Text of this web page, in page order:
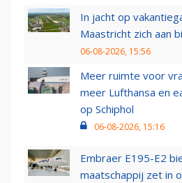
In jacht op
Maastricht zich aan
06-08-2026, 15:56
Meer ruimte voor
meer Lufthansa en
op Schiphol
06-08-2026, 15:16
Embraer E195-E2
maatschappij zet in